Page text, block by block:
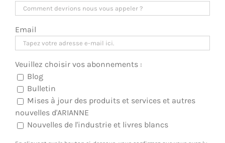
Email
Veuillez choisir vos abonnements :
Blog
Bulletin
Mises à jour des produits et services et autres
nouvelles d'ARIANNE
Nouvelles de l'industrie et livres blancs